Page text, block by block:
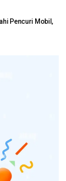
Pencuri Mobil,